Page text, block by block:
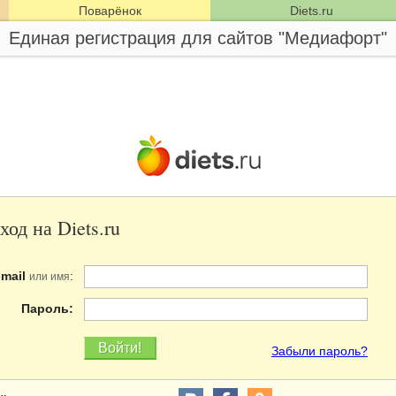
Поварёнок Diets.ru
Единая регистрация для сайтов "Медиафорт"
на Diets.ru
или имя:
Пароль:
Забыли пароль?